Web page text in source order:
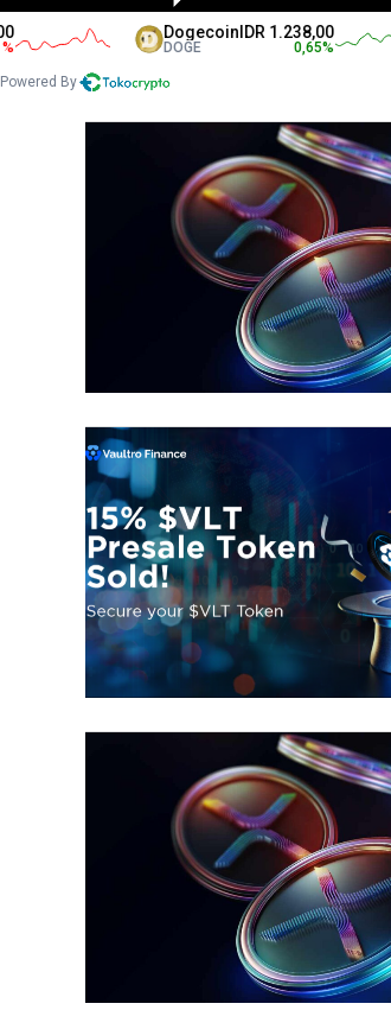
DogecoinIDR 1.238,00
DOGE
Powered By